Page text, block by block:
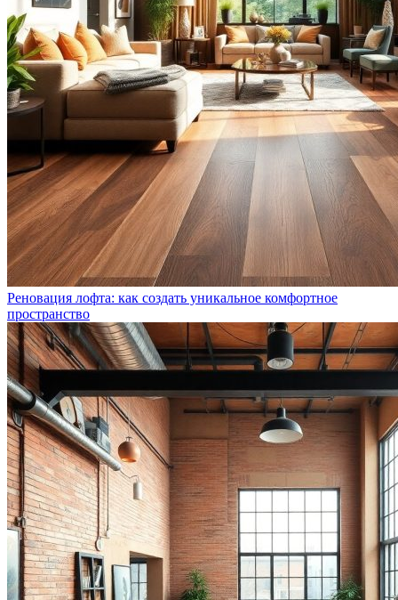
Реновация лофта: как создать уникальное комфортное
пространство